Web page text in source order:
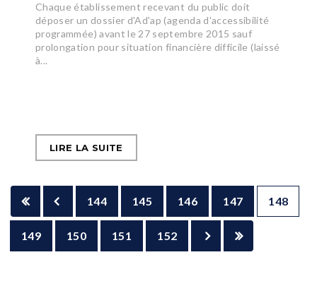
Chaque établissement recevant du public doit
déposer un dossier d'Ad'ap (agenda d'accessibilité
programmée) avant le 27 septembre 2015 sauf
prolongation pour situation financière difficile (laissé
à...
LIRE LA SUITE
144 145 146 147 148
149 150 151 152